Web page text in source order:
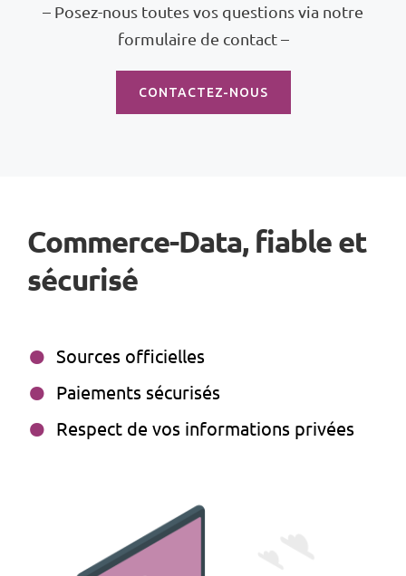
– Posez-nous toutes vos questions via notre
formulaire de contact –
CONTACTEZ-NOUS
Commerce-Data, fiable et
sécurisé
Sources officielles
Paiements sécurisés
Respect de vos informations privées